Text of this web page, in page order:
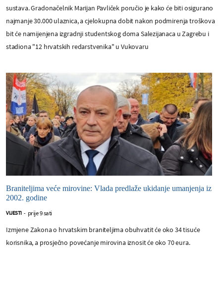
sustava. Gradonačelnik Marijan Pavliček poručio je kako će biti osigurano
najmanje 30.000 ulaznica, a cjelokupna dobit nakon podmirenja troškova
bit će namijenjena izgradnji studentskog doma Salezijanaca u Zagrebu i
stadiona "12 hrvatskih redarstvenika" u Vukovaru
Braniteljima veće mirovine: Vlada predlaže ukidanje umanjenja iz
2002. godine
VIJESTI - prije 9 sati
Izmjene Zakona o hrvatskim braniteljima obuhvatit će oko 34 tisuće
korisnika, a prosječno povećanje mirovina iznosit će oko 70 eura.